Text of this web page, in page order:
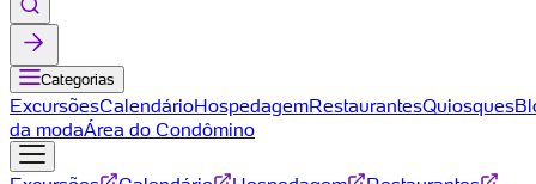
Categorias
ExcursõesCalendárioHospedagemRestaurantesQuiosques
da modaÁrea do Condômino